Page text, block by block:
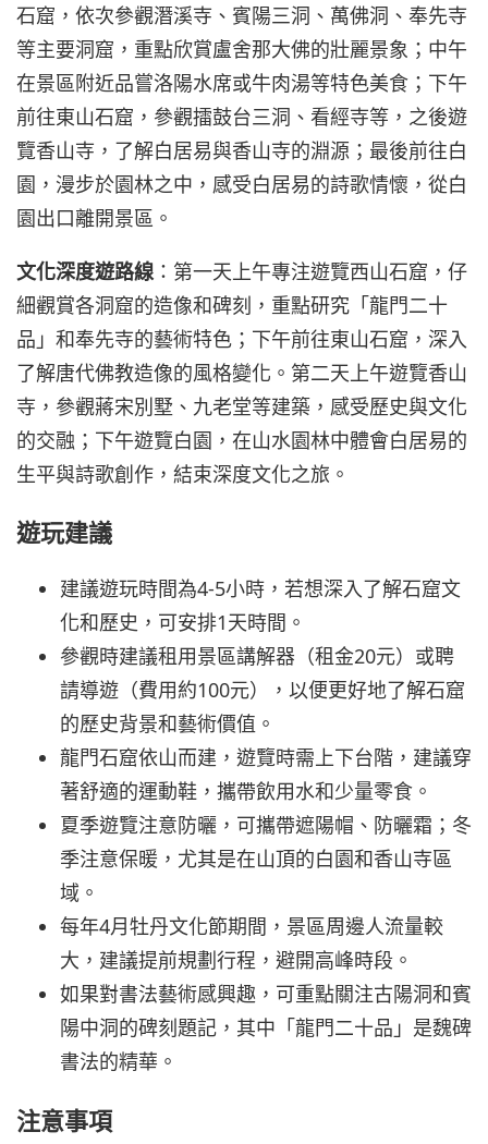
石窟，依次參觀潛溪寺、賓陽三洞、萬佛洞、奉先寺
等主要洞窟，重點欣賞盧舍那大佛的壯麗景象；中午
在景區附近品嘗洛陽水席或牛肉湯等特色美食；下午
前往東山石窟，參觀擂鼓台三洞、看經寺等，之後遊
覽香山寺，了解白居易與香山寺的淵源；最後前往白
園，漫步於園林之中，感受白居易的詩歌情懷，從白
園出口離開景區。
文化深度遊路線：第一天上午專注遊覽西山石窟，仔
細觀賞各洞窟的造像和碑刻，重點研究「龍門二十
品」和奉先寺的藝術特色；下午前往東山石窟，深入
了解唐代佛教造像的風格變化。第二天上午遊覽香山
寺，參觀蔣宋別墅、九老堂等建築，感受歷史與文化
的交融；下午遊覽白園，在山水園林中體會白居易的
生平與詩歌創作，結束深度文化之旅。
遊玩建議
建議遊玩時間為4-5小時，若想深入了解石窟文
化和歷史，可安排1天時間。
參觀時建議租用景區講解器（租金20元）或聘
請導遊（費用約100元），以便更好地了解石窟
的歷史背景和藝術價值。
龍門石窟依山而建，遊覽時需上下台階，建議穿
著舒適的運動鞋，攜帶飲用水和少量零食。
夏季遊覽注意防曬，可攜帶遮陽帽、防曬霜；冬
季注意保暖，尤其是在山頂的白園和香山寺區
域。
每年4月牡丹文化節期間，景區周邊人流量較
大，建議提前規劃行程，避開高峰時段。
如果對書法藝術感興趣，可重點關注古陽洞和賓
陽中洞的碑刻題記，其中「龍門二十品」是魏碑
書法的精華。
注意事項